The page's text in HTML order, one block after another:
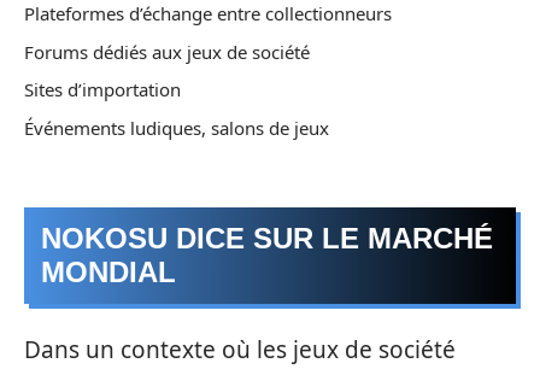
Plateformes d’échange entre collectionneurs
Forums dédiés aux jeux de société
Sites d’importation
Événements ludiques, salons de jeux
NOKOSU DICE SUR LE MARCHÉ
MONDIAL
Dans un contexte où les jeux de société